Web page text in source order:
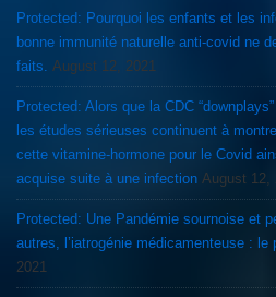
Protected: Pourquoi les enfants et les
bonne immunité naturelle anti-covid ne
faits.
August 12, 2021
Protected: Alors que la CDC
les études sérieuses continuent à
cette vitamine-hormone pour le Covid
acquise suite à une infection August 12,
Protected: Une Pandémie sournoise et
autres, l’iatrogénie médicamenteuse : le
2021